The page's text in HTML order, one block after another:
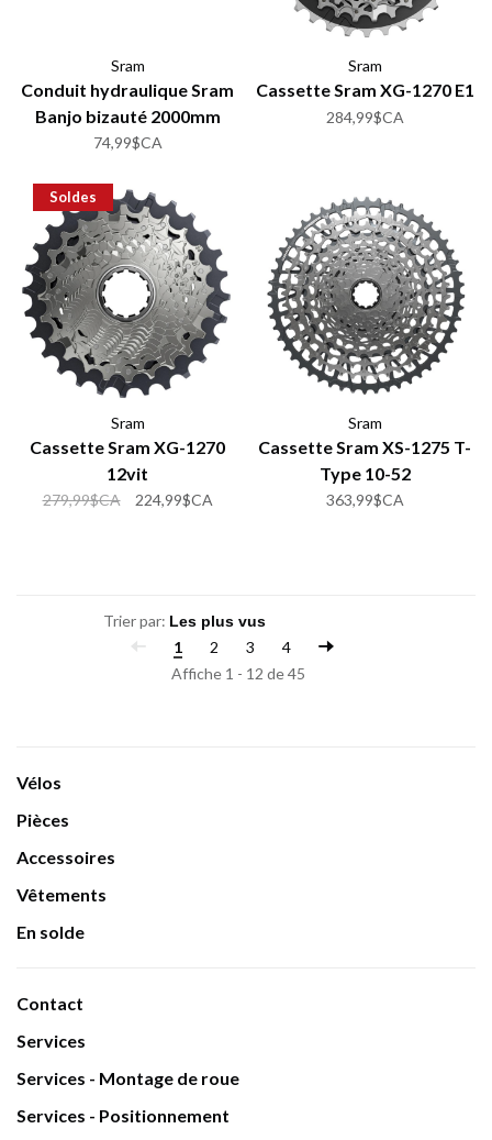
Sram
Conduit hydraulique Sram
Banjo bizauté 2000mm
74,99$CA
Sram
Cassette Sram XG-1270 E1
284,99$CA
Soldes
Sram
Cassette Sram XG-1270
12vit
279,99$CA 224,99$CA
Sram
Cassette Sram XS-1275 T-
Type 10-52
363,99$CA
Trier par:
1
2 3
4
Affiche 1 - 12 de 45
Vélos
Pièces
Accessoires
Vêtements
En solde
Contact
Services
Services - Montage de roue
Services - Positionnement